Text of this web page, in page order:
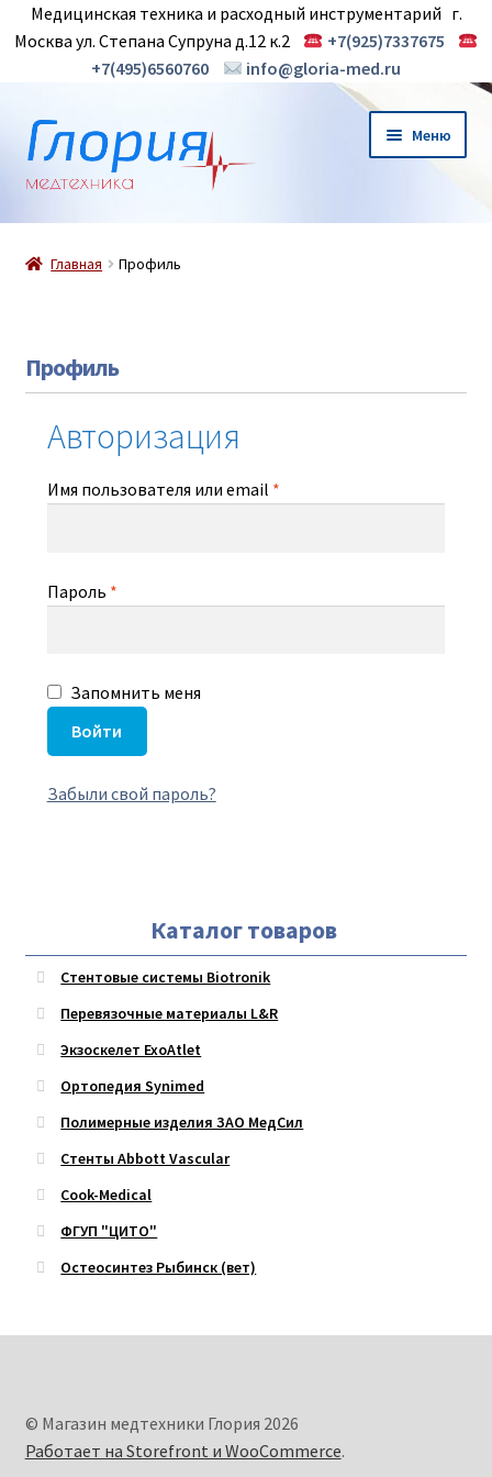
Медицинская техника и расходный инструментарий г.
Москва ул. Степана Супруна д.12 к.2
+7(925)7337675
+7(495)6560760
info@gloria-med.ru
Перейти
к
навигации
Перейти
к
содержимому
Меню
О нас
Контакты
Корзина
Главная Профиль
Профиль
Авторизация
Имя пользователя или email *
Пароль *
Запомнить меня
Войти
Забыли свой пароль?
Каталог товаров
Стентовые системы Biotronik
Перевязочные материалы L&R
Экзоскелет ExoAtlet
Ортопедия Synimed
Полимерные изделия ЗАО МедСил
Стенты Abbott Vascular
Cook-Medical
ФГУП "ЦИТО"
Остеосинтез Рыбинск (вет)
© Магазин медтехники Глория 2026
Работает на Storefront и WooCommerce.